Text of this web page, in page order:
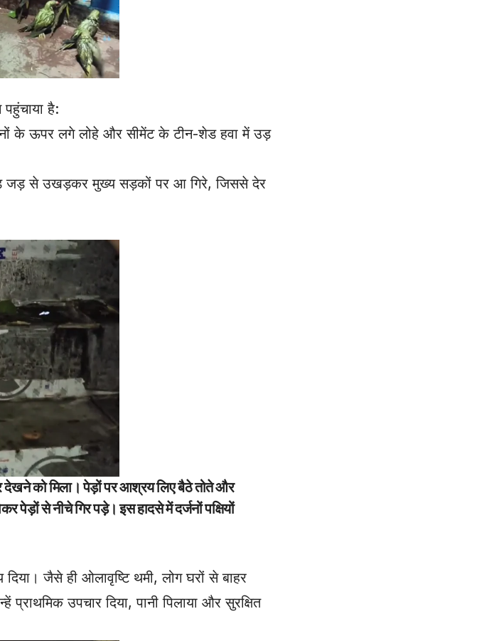
है:
के ऊपर लगे लोहे और सीमेंट के टीन-शेड हवा में उड़
जड़ से उखड़कर मुख्य सड़कों पर आ गिरे, जिससे देर
को मिला। पेड़ों पर आश्रय लिए बैठे तोते और
पेड़ों से नीचे गिर पड़े। इस हादसे में दर्जनों पक्षियों
जैसे ही ओलावृष्टि थमी, लोग घरों से बाहर
उपचार दिया, पानी पिलाया और सुरक्षित